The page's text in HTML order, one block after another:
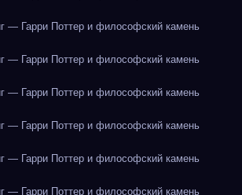
— Гарри Поттер и философский камень
— Гарри Поттер и философский камень
— Гарри Поттер и философский камень
— Гарри Поттер и философский камень
— Гарри Поттер и философский камень
— Гарри Поттер и философский камень